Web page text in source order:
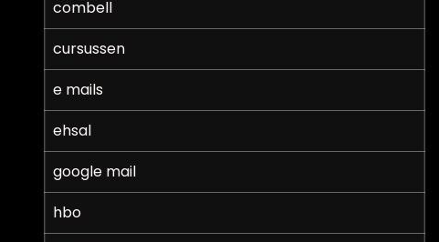
combell
cursussen
e mails
ehsal
google mail
hbo